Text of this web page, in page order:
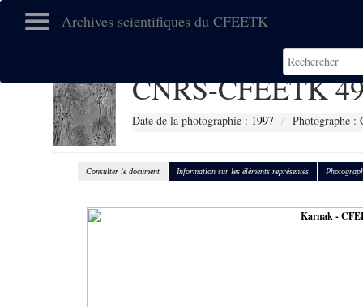
Archives scientifiques du CFEETK
CNRS-CFEETK
Date de la photographie : 1997 Photographe :
Consulter le document Information sur les éléments représentés